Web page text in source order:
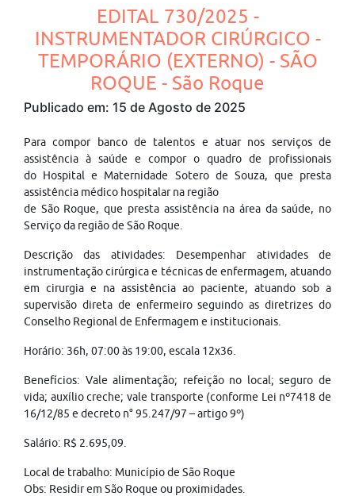
EDITAL 730/2025 -
INSTRUMENTADOR CIRÚRGICO -
TEMPORÁRIO (EXTERNO) - SÃO
ROQUE - São Roque
Publicado em: 15 de Agosto de 2025
Para compor banco de talentos e atuar nos serviços de
assistência à saúde e compor o quadro de profissionais
do Hospital e Maternidade Sotero de Souza, que presta
assistência médico hospitalar na região
de São Roque, que presta assistência na área da saúde, no
Serviço da região de São Roque.
Descrição das atividades: Desempenhar atividades de
instrumentação cirúrgica e técnicas de enfermagem, atuando
em cirurgia e na assistência ao paciente, atuando sob a
supervisão direta de enfermeiro seguindo as diretrizes do
Conselho Regional de Enfermagem e institucionais.
Horário: 36h, 07:00 às 19:00, escala 12x36.
Benefícios: Vale alimentação; refeição no local; seguro de
vida; auxílio creche; vale transporte (conforme Lei nº7418 de
16/12/85 e decreto n° 95.247/97 – artigo 9º)
Salário: R$ 2.695,09.
Local de trabalho: Município de São Roque
Obs: Residir em São Roque ou proximidades.